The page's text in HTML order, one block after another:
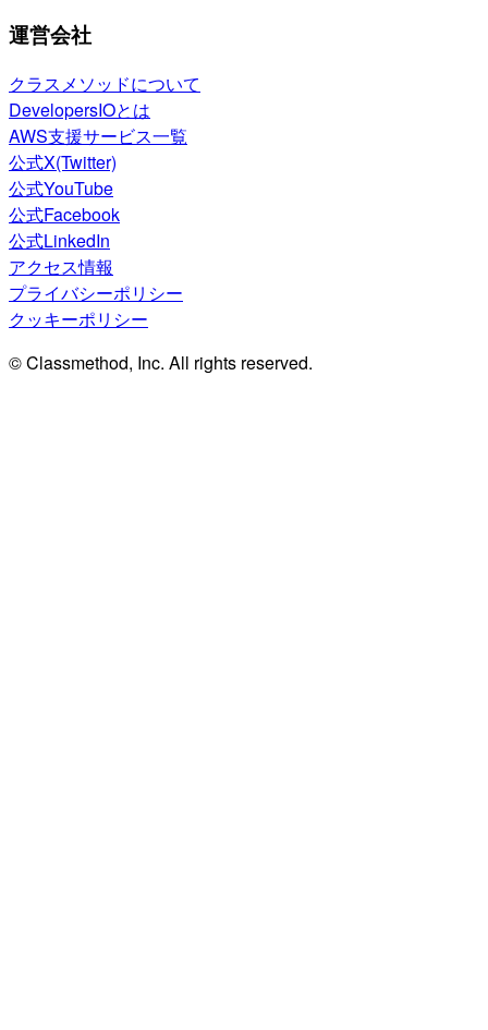
運営会社
クラスメソッドについて
DevelopersIOとは
AWS支援サービス一覧
公式X(Twitter)
公式YouTube
公式Facebook
公式LinkedIn
アクセス情報
プライバシーポリシー
クッキーポリシー
© Classmethod, Inc. All rights reserved.